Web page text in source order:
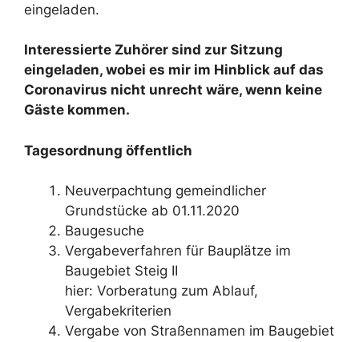
eingeladen.
Interessierte Zuhörer sind zur Sitzung
eingeladen, wobei es mir im Hinblick auf das
Coronavirus nicht unrecht wäre, wenn keine
Gäste kommen.
Tagesordnung öffentlich
Neuverpachtung gemeindlicher
Grundstücke ab 01.11.2020
Baugesuche
Vergabeverfahren für Bauplätze im
Baugebiet Steig II
hier: Vorberatung zum Ablauf,
Vergabekriterien
Vergabe von Straßennamen im Baugebiet